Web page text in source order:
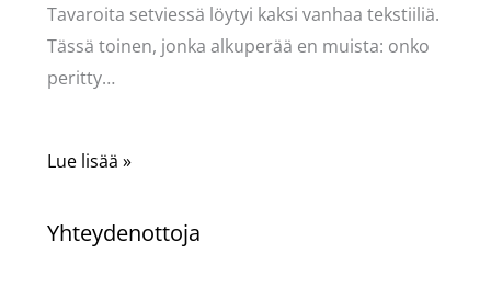
Tavaroita setviessä löytyi kaksi vanhaa tekstiiliä.
Tässä toinen, jonka alkuperää en muista: onko
peritty…
Lue lisää »
Yhteydenottoja